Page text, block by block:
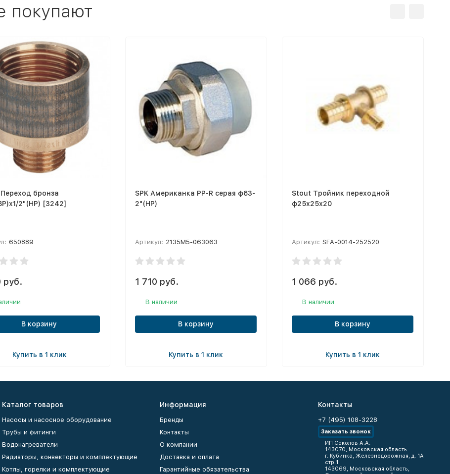
покупают
бронза
2"(НР) [3242]
650889
руб.
В корзину
Купить в 1 клик
SPK Американка PP-R серая ф63-
2"(НР)
Артикул: 2135M5-063063
1 710 руб.
В наличии
В корзину
Купить в 1 клик
Stout Тройник переходной
ф25х25х20
Артикул: SFA-0014-252520
1 066 руб.
В наличии
В корзину
Купить в 1 клик
Каталог товаров
Насосы и насосное оборудование
Трубы и фитинги
Водонагреватели
Радиаторы, конвекторы и комплектующие
Котлы, горелки и комплектующие
Информация
Бренды
Контакты
О компании
Доставка и оплата
Гарантийные обязательства
Контакты
+7 (495) 108-3228
Заказать звонок
ИП Соколов А.А.
143070, Московская область
г. Кубинка, Железнодорожная, д. 1А
стр.1
143069, Московская область,